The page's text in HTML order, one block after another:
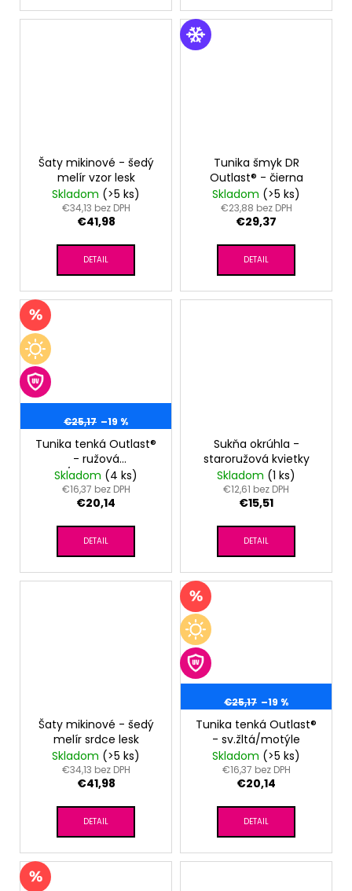
Šaty mikinové - šedý
melír vzor lesk
Skladom (>5 ks)
€34,13 bez DPH
€41,98
DETAIL
Tunika šmyk DR
Outlast® - čierna
Skladom (>5 ks)
€23,88 bez DPH
€29,37
DETAIL
€25,17 –19 %
Tunika tenká Outlast®
- ružová
baby/sv.ružová kvety
Skladom (4 ks)
€16,37 bez DPH
€20,14
DETAIL
Sukňa okrúhla -
staroružová kvietky
Skladom (1 ks)
€12,61 bez DPH
€15,51
DETAIL
Šaty mikinové - šedý
melír srdce lesk
Skladom (>5 ks)
€34,13 bez DPH
€41,98
DETAIL
€25,17 –19 %
Tunika tenká Outlast®
- sv.žltá/motýle
Skladom (>5 ks)
€16,37 bez DPH
€20,14
DETAIL